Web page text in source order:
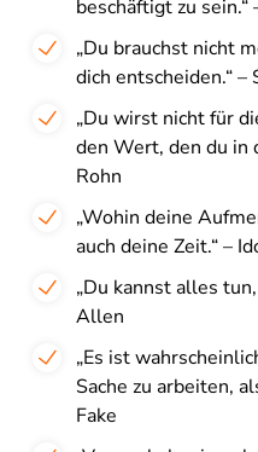
beschäftigt zu sein.“
„Du brauchst nicht
dich entscheiden.“ –
„Du wirst nicht für
den Wert, den du in
Rohn
„Wohin deine
auch deine Zeit.“ –
„Du kannst alles
Allen
„Es ist
Sache zu arbeiten,
Fake